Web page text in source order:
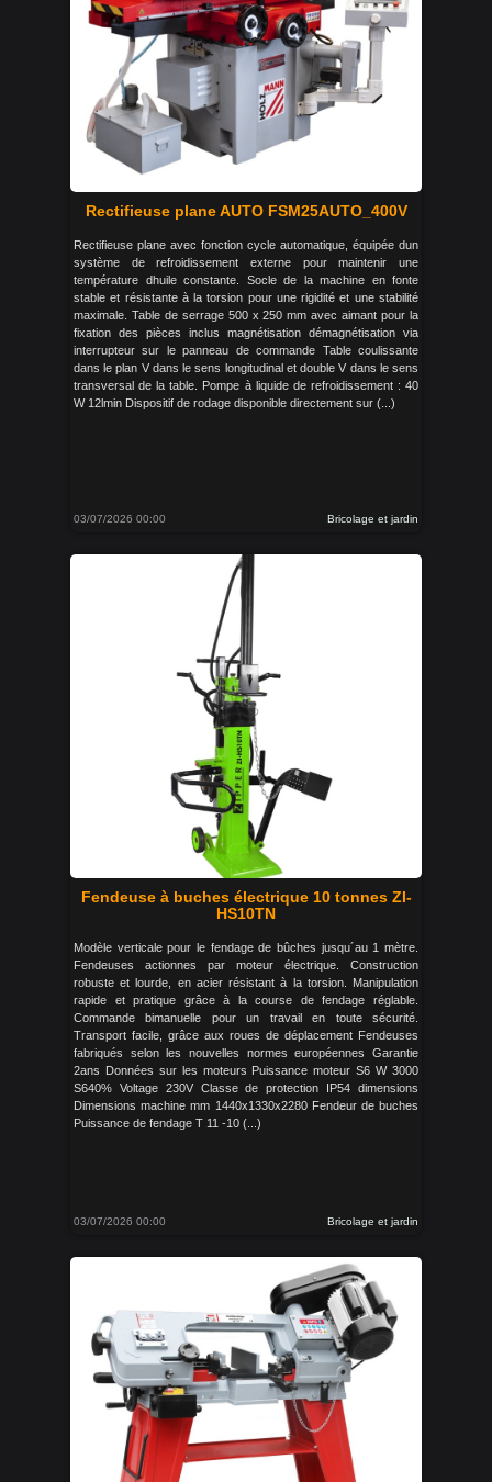
Rectifieuse plane AUTO FSM25AUTO_400V
Rectifieuse plane avec fonction cycle automatique, équipée dun
système de refroidissement externe pour maintenir une
température dhuile constante. Socle de la machine en fonte
stable et résistante à la torsion pour une rigidité et une stabilité
maximale. Table de serrage 500 x 250 mm avec aimant pour la
fixation des pièces inclus magnétisation démagnétisation via
interrupteur sur le panneau de commande Table coulissante
dans le plan V dans le sens longitudinal et double V dans le sens
transversal de la table. Pompe à liquide de refroidissement : 40
W 12lmin Dispositif de rodage disponible directement sur (...)
03/07/2026 00:00 Bricolage et jardin
Fendeuse à buches électrique 10 tonnes ZI-
HS10TN
Modèle verticale pour le fendage de bûches jusqu´au 1 mètre.
Fendeuses actionnes par moteur électrique. Construction
robuste et lourde, en acier résistant à la torsion. Manipulation
rapide et pratique grâce à la course de fendage réglable.
Commande bimanuelle pour un travail en toute sécurité.
Transport facile, grâce aux roues de déplacement Fendeuses
fabriqués selon les nouvelles normes européennes Garantie
2ans Données sur les moteurs Puissance moteur S6 W 3000
S640% Voltage 230V Classe de protection IP54 dimensions
Dimensions machine mm 1440x1330x2280 Fendeur de buches
Puissance de fendage T 11 -10 (...)
03/07/2026 00:00 Bricolage et jardin